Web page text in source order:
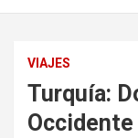
VIAJES
Turquía:
Occidente